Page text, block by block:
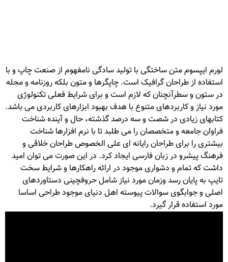
لورم ایپسوم متن ساختگی با تولید سادگی نامفهوم از صنعت چاپ و با
استفاده از طراحان گرافیک است. چاپگرها و متون بلکه روزنامه و مجله
در ستون و سطرآنچنان که لازم است و برای شرایط فعلی تکنولوژی
مورد نیاز و کاربردهای متنوع با هدف بهبود ابزارهای کاربردی می باشد.
کتابهای زیادی در شصت و سه درصد گذشته، حال و آینده شناخت
فراوان جامعه و متخصصان را می طلبد تا با نرم افزارها شناخت
بیشتری را برای طراحان رایانه ای علی الخصوص طراحان خلاقی و
فرهنگ پیشرو در زبان فارسی ایجاد کرد. در این صورت می توان امید
داشت که تمام و دشواری موجود در ارائه راهکارها و شرایط سخت
تایپ به پایان رسد وزمان مورد نیاز شامل حروفچینی دستاوردهای
اصلی و جوابگوی سوالات پیوسته اهل دنیای موجود طراحی اساسا
مورد استفاده قرار گیرد.